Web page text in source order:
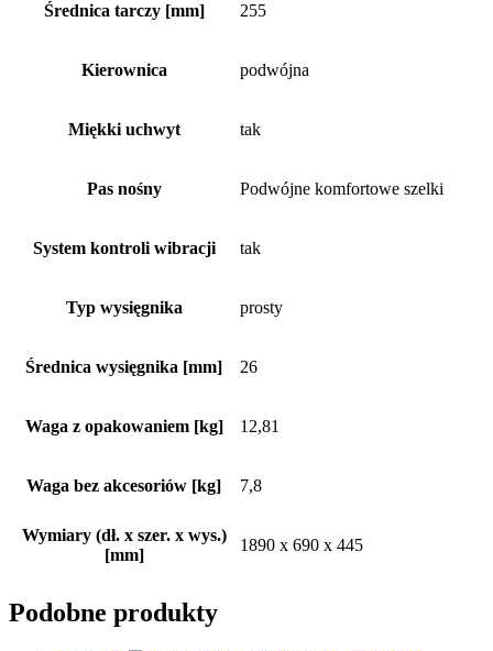
Średnica tarczy [mm] 255
Kierownica podwójna
Miękki uchwyt tak
Pas nośny Podwójne komfortowe szelki
System kontroli wibracji tak
Typ wysięgnika prosty
Średnica wysięgnika [mm] 26
Waga z opakowaniem [kg] 12,81
Waga bez akcesoriów [kg] 7,8
Wymiary (dł. x szer. x wys.)
[mm]
1890 x 690 x 445
Podobne produkty